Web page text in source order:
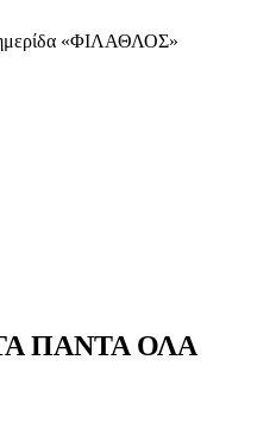
«ΦΙΛΑΘΛΟΣ»
ΠΑΝΤΑ ΟΛΑ